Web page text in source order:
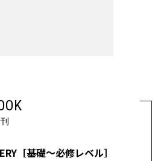
［基礎～必修レベル］